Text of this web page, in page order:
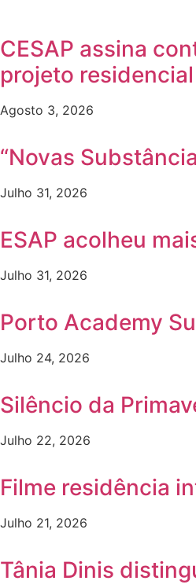
CESAP assina
projeto residencial
Agosto 3, 2026
“Novas
Julho 31, 2026
ESAP acolheu
Julho 31, 2026
Porto Academy
Julho 24, 2026
Silêncio da
Julho 22, 2026
Filme residência
Julho 21, 2026
Tânia Dinis